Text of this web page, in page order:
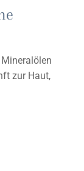
Mineralölen
zur Haut,